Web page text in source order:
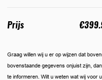
Prijs
Graag willen wij u er op wijzen dat
bovenstaande gegevens onjuist zijn,
te informeren. Wilt u weten wat wij voor